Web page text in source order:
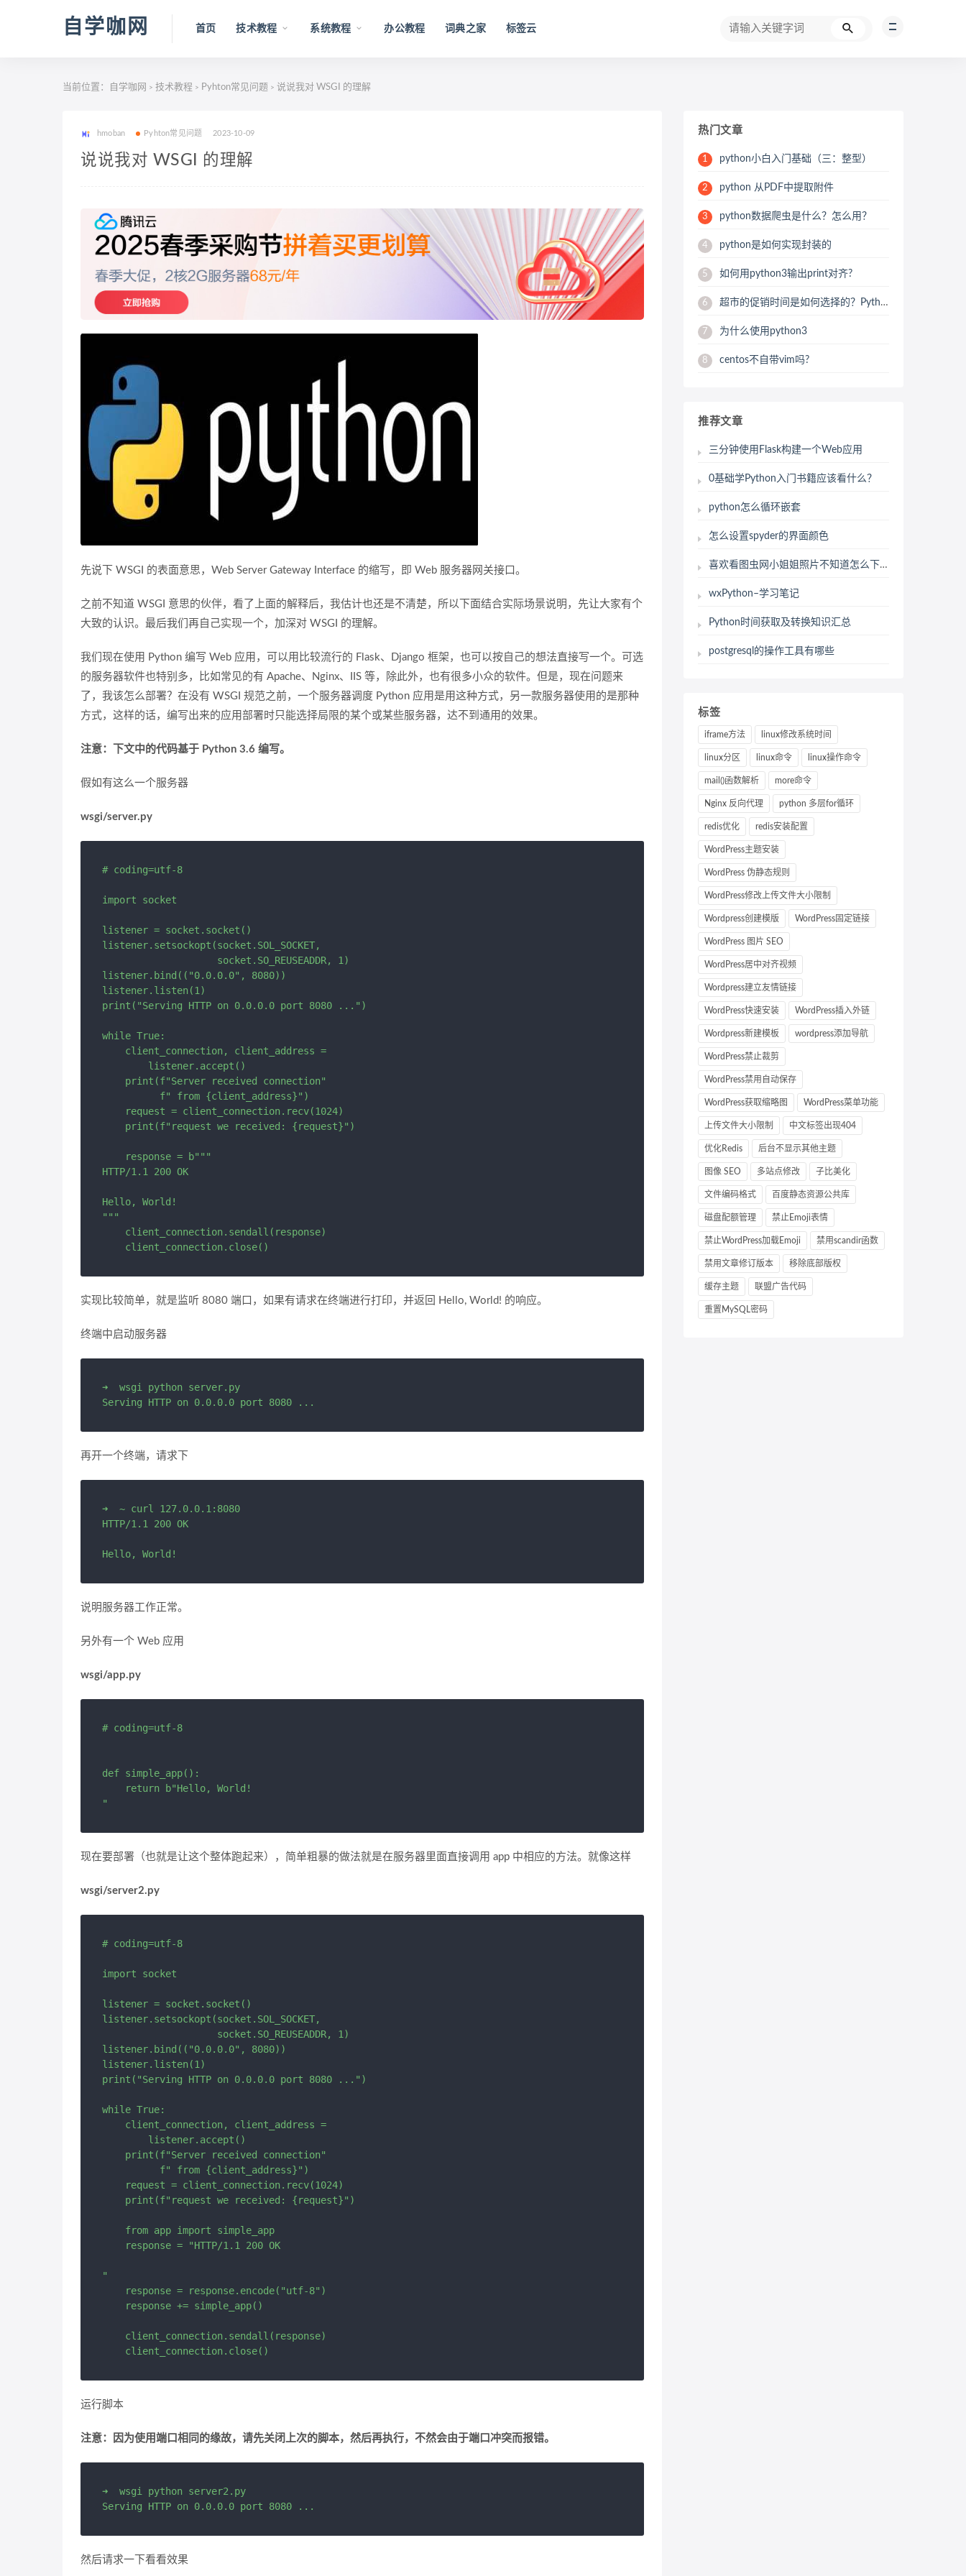
自学咖网 首页 技术教程 系统教程 办公教程 词典之家 标签云
当前位置： 自学咖网 > 技术教程 > Pyhton常见问题 > 说说我对 WSGI 的理解
hmoban Pyhton常见问题 2023-10-09
说说我对 WSGI 的理解
先说下 WSGI 的表面意思，Web Server Gateway Interface 的缩写，即 Web 服务器网关接口。
之前不知道 WSGI 意思的伙伴，看了上面的解释后，我估计也还是不清楚，所以下面结合实际场景说明，先让大家有个
大致的认识。最后我们再自己实现一个，加深对 WSGI 的理解。
我们现在使用 Python 编写 Web 应用，可以用比较流行的 Flask、Django 框架，也可以按自己的想法直接写一个。可选
的服务器软件也特别多，比如常见的有 Apache、Nginx、IIS 等，除此外，也有很多小众的软件。但是，现在问题来
了，我该怎么部署？在没有 WSGI 规范之前，一个服务器调度 Python 应用是用这种方式，另一款服务器使用的是那种
方式，这样的话，编写出来的应用部署时只能选择局限的某个或某些服务器，达不到通用的效果。
注意：下文中的代码基于 Python 3.6 编写。
假如有这么一个服务器
wsgi/server.py
# coding=utf-8
import socket
listener = socket.socket()
listener.setsockopt(socket.SOL_SOCKET,
                    socket.SO_REUSEADDR, 1)
listener.bind(("0.0.0.0", 8080))
listener.listen(1)
print("Serving HTTP on 0.0.0.0 port 8080 ...")
while True:
    client_connection, client_address =
        listener.accept()
    print(f"Server received connection"
          f" from {client_address}")
    request = client_connection.recv(1024)
    print(f"request we received: {request}")
    response = b"""
HTTP/1.1 200 OK
Hello, World!
"""
    client_connection.sendall(response)
实现比较简单，就是监听 8080 端口，如果有请求在终端进行打印，并返回 Hello, World! 的响应。
终端中启动服务器
➜  wsgi python server.py
再开一个终端，请求下
➜  ~ curl 127.0.0.1:8080
HTTP/1.1 200 OK
说明服务器工作正常。
另外有一个 Web 应用
wsgi/app.py
# coding=utf-8
def simple_app():
    return b"Hello, World!
现在要部署（也就是让这个整体跑起来），简单粗暴的做法就是在服务器里面直接调用 app 中相应的方法。就像这样
wsgi/server2.py
# coding=utf-8
import socket
listener = socket.socket()
listener.setsockopt(socket.SOL_SOCKET,
                    socket.SO_REUSEADDR, 1)
listener.bind(("0.0.0.0", 8080))
listener.listen(1)
print("Serving HTTP on 0.0.0.0 port 8080 ...")
while True:
    client_connection, client_address =
        listener.accept()
    print(f"Server received connection"
          f" from {client_address}")
    request = client_connection.recv(1024)
    print(f"request we received: {request}")
    from app import simple_app
    response = "HTTP/1.1 200 OK
"
    response = response.encode("utf-8")
    response += simple_app()
    client_connection.sendall(response)
运行脚本
注意：因为使用端口相同的缘故，请先关闭上次的脚本，然后再执行，不然会由于端口冲突而报错。
➜  wsgi python server2.py
然后请求一下看看效果
热门文章
1 python小白入门基础（三：整型）
2 python 从PDF中提取附件
3 python数据爬虫是什么？怎么用？
4 python是如何实现封装的
5 如何用python3输出print对齐?
6 超市的促销时间是如何选择的？Python用数据来帮你分析
7 为什么使用python3
8 centos不自带vim吗?
推荐文章
三分钟使用Flask构建一个Web应用
0基础学Python入门书籍应该看什么？
python怎么循环嵌套
怎么设置spyder的界面颜色
喜欢看图虫网小姐姐照片不知道怎么下载?python教你们怎么爬取到本地
wxPython–学习笔记
Python时间获取及转换知识汇总
postgresql的操作工具有哪些
标签
iframe方法 linux修改系统时间
linux分区 linux命令 linux操作命令
mail()函数解析 more命令
Nginx 反向代理 python 多层for循环
redis优化 redis安装配置
WordPress主题安装
WordPress 伪静态规则
WordPress修改上传文件大小限制
Wordpress创建模版 WordPress固定链接
WordPress 图片 SEO
WordPress居中对齐视频
Wordpress建立友情链接
WordPress快速安装 WordPress插入外链
Wordpress新建模板 wordpress添加导航
WordPress禁止裁剪
WordPress禁用自动保存
WordPress获取缩略图 WordPress菜单功能
上传文件大小限制 中文标签出现404
优化Redis 后台不显示其他主题
图像 SEO 多站点修改 子比美化
文件编码格式 百度静态资源公共库
磁盘配额管理 禁止Emoji表情
禁止WordPress加载Emoji 禁用scandir函数
禁用文章修订版本 移除底部版权
缓存主题 联盟广告代码
重置MySQL密码